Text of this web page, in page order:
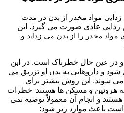
مواد مخدر از بدن در مدت
زدایی عادی صورت می گیرد. این
مخدر را از بدن می زداید و
در عین حال خطرناک است. در این
و داروهایی به بدن او تزریق می
شوند. این روش بیشتر برای
به هروئین و مسکن ها هستند. خطرات
و انجام آن معمولاً توصیه نمی
باعث موارد زیر شود: